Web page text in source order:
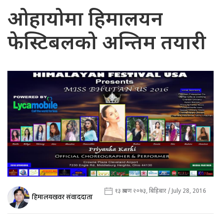
ओहायोमा हिमालयन
फेस्टिबलको अन्तिम तयारी
हिमालयखवर संवाददाता १३ श्रावण २०७३, बिहिबार / July 28, 2016